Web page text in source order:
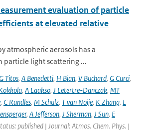
evaluation of particle
at elevated relative
atmospheric aerosols has a
particle light scattering ...
G Titos, A Benedetti, H Bian, V Buchard, G Curci,
, A Laakso, J Letertre-Danczak, MT
, C Randles, M Schulz, T van Noije, K Zhang, L
, A Jefferson, J Sherman, J Sun, E
published | Journal: Atmos. Chem. Phys. |